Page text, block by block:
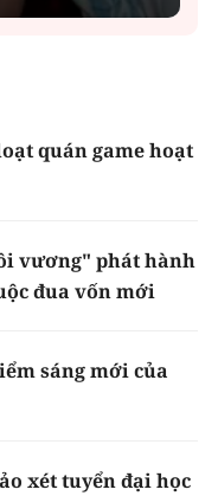
quán game hoạt
vương" phát hành
đua vốn mới
sáng mới của
xét tuyển đại học